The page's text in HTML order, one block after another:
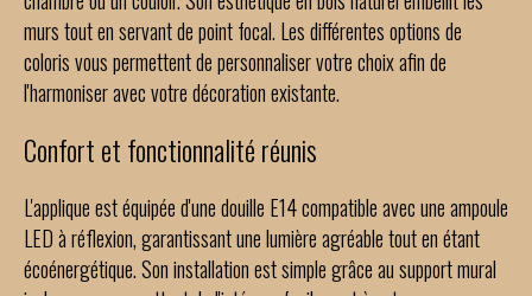
murs tout en servant de point focal. Les différentes options de
coloris vous permettent de personnaliser votre choix afin de
l'harmoniser avec votre décoration existante.
Confort et fonctionnalité réunis
L'applique est équipée d'une douille E14 compatible avec une ampoule
LED à réflexion, garantissant une lumière agréable tout en étant
écoénergétique. Son installation est simple grâce au support mural